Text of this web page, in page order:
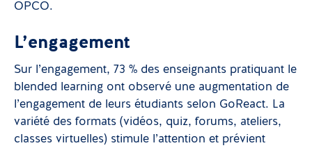
OPCO.
L’engagement
Sur l’engagement, 73 % des enseignants pratiquant le
blended learning ont observé une augmentation de
l’engagement de leurs étudiants selon GoReact. La
variété des formats (vidéos, quiz, forums, ateliers,
classes virtuelles) stimule l’attention et prévient